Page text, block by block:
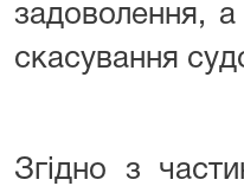
задоволення,
скасування
Згідно з